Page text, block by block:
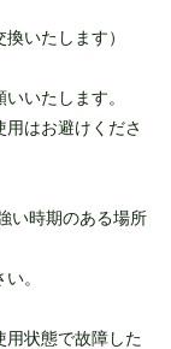
いたします）
いたします。
はお避けくださ
い時期のある場所
。
用状態で故障した